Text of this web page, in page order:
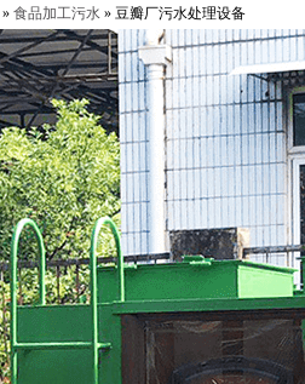
» 食品加工污水 » 豆瓣厂污水处理设备